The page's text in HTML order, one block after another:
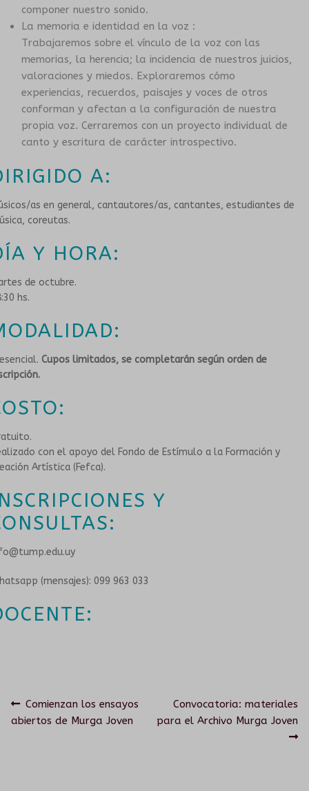
componer nuestro sonido.
La memoria e identidad en la voz :
Trabajaremos sobre el vínculo de la voz con las
memorias, la herencia; la incidencia de nuestros juicios,
valoraciones y miedos. Exploraremos cómo
experiencias, recuerdos, paisajes y voces de otros
conforman y afectan a la configuración de nuestra
propia voz. Cerraremos con un proyecto individual de
canto y escritura de carácter introspectivo.
A:
as en general, cantautores/as, cantantes, estudiantes de
coreutas.
Y HORA:
de octubre.
hs.
Cupos limitados, se completarán según orden de
con el apoyo del Fondo de Estímulo a la Formación y
Artística (Fefca).
Y
(mensajes): 099 963 033
Navegación
Anterior:
Comienzan los ensayos
abiertos de Murga Joven
Siguiente:
Convocatoria: materiales
para el Archivo Murga Joven